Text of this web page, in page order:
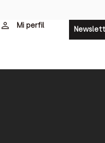
Mi perfil